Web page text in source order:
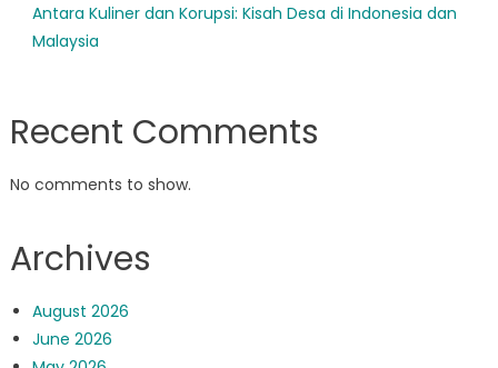
Antara Kuliner dan Korupsi: Kisah Desa di Indonesia dan
Malaysia
Recent Comments
No comments to show.
Archives
August 2026
June 2026